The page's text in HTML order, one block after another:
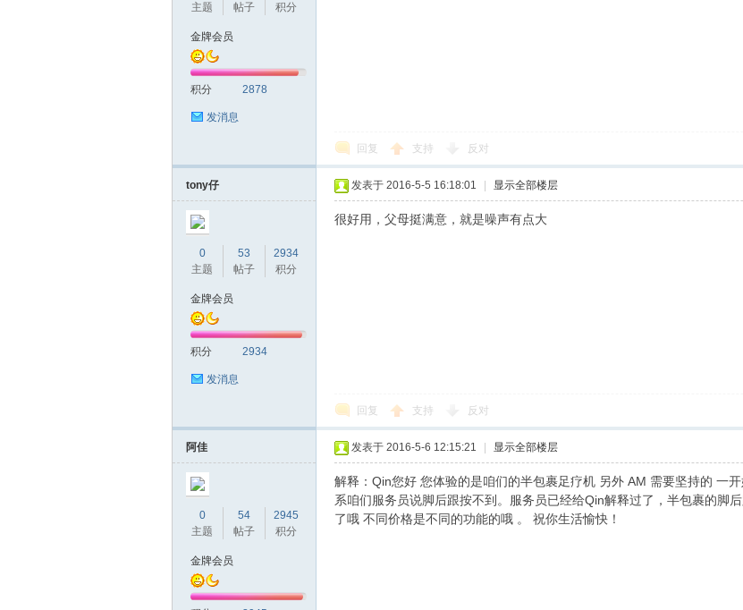
主题
帖子
积分
金牌会员
积分 2878
发消息
回复 支持 反对
tony仔
0
主题
53
帖子
2934
积分
金牌会员
积分 2934
发消息
发表于 2016-5-5 16:18:01 显示全部楼层
很好用，父母挺满意，就是噪声有点大
回复 支持 反对
阿佳
0
主题
54
帖子
2945
积分
金牌会员
发表于 2016-5-6 12:15:21 显示全部楼层
解释：Qin您好 您体验的是咱们的半包裹足疗机 另外 AM 需要坚持的 一
系咱们服务员说脚后跟按不到。服务员已经给Qin解释过了，半包裹的脚
了哦 不同价格是不同的功能的哦 。 祝你生活愉快！